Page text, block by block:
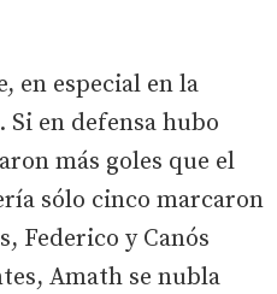
en especial en la
en defensa hubo
más goles que el
sólo cinco marcaron
Federico y Canós
Amath se nubla